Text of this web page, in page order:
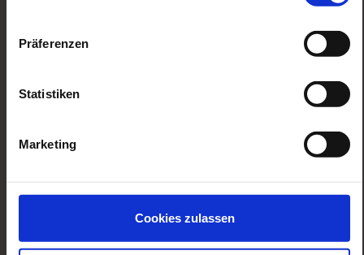
Präferenzen
Statistiken
Marketing
Cookies zulassen
zahloptionen
Zur Twitter Seite
Zur Pinterest
Zur